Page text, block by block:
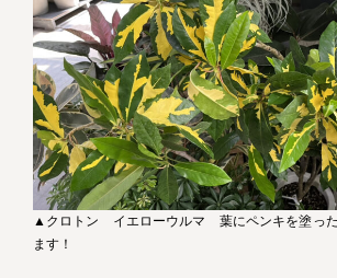
▲クロトン イエローウルマ 葉にペンキを塗った
ます！